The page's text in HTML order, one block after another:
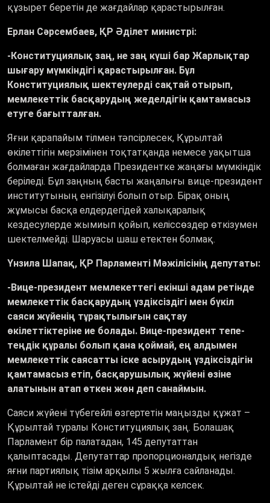
құзырет беретін де жағдайлар қарастырылған.
Ерлан Сәрсембаев, ҚР Әділет министрі:
-Конституциялық заң, не заң күші бар Жарлықтар
шығару мүмкіндігі қарастырылған. Бұл
Конституциялық шектеулерді сақтай отырып,
мемлекеттік басқарудың жеделдігін қамтамасыз
етуге бағытталған.
Яғни қарапайым тілмен тәпсірлесек, Құрылтай
өкілеттігін мерзімінен тоқтатқанда немесе уақытша
болмаған жағдайларда Президентке жаңағы мүмкіндік
беріледі. Бұл заңның басты жаңалығы вице-президент
институтының енгізілуі болып отыр. Бірақ оның
жұмысы басқа елдердегідей халықаралық
кездесулерде жымиып қойып, келіссөздер өткізумен
шектелмейді. Шаруасы шаш етектен болмақ.
Үнзила Шапақ, ҚР Парламенті Мәжілісінің депутаты:
-Вице-президент мемлекеттегі екінші адам ретінде
мемлекеттік басқарудың үздіксіздігі мен бүкіл
саяси жүйенің тұрақтылығын сақтау
өкілеттіктеріне ие болады. Вице-президент тепе-
теңдік құралы болып қана қоймай, ең алдымен
мемлекеттік саясатты іске асырудың үздіксіздігін
қамтамасыз етіп, басқарушылық жүйені өзіне
алатынын атап өткен жөн деп санаймын.
Саяси жүйені түбегейлі өзгертетін маңызды құжат –
Құрылтай туралы Конституциялық заң. Болашақ
Парламент бір палатадан, 145 депутаттан
қалыптасады. Депутаттар пропорционалдық негізде
яғни партиялық тізім арқылы 5 жылға сайланады.
Құрылтай не істейді деген сұраққа келсек.